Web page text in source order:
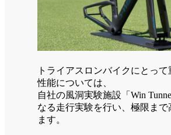
トライアスロンバイクにとって
性能については、
自社の風洞実験施設「Win
なる走行実験を行い、極限まで
ます。